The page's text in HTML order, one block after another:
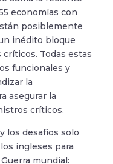
economías con
posiblemente
inédito bloque
Todas estas
funcionales y
la
asegurar la
críticos.
los desafíos solo
ingleses para
mundial: